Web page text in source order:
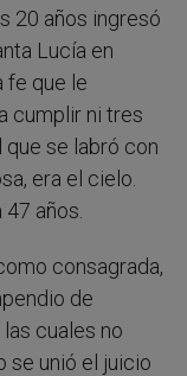
20 años ingresó
Lucía en
fe que le
cumplir ni tres
se labró con
era el cielo.
años.
consagrada,
de
cuales no
se unió el juicio